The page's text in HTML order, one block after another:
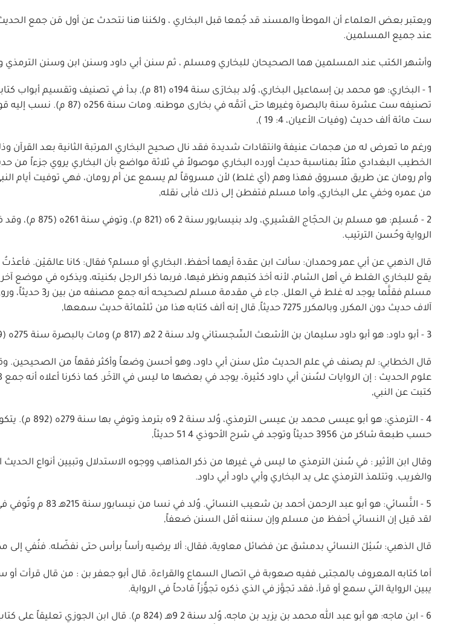
ويعتبر بعض العلماء أن الموطأ والمسند قد جُمعا قبل البخاري ، ولكننا هنا نتحدث عن أول مَن جمع
عند جميع المسلمين.
وأشهر الكتب عند المسلمين هما الصحيحان للبخاري ومسلم ، ثم سنن أبي داود وسنن ابن وسنن الترمذي
1 - البخاري: هو محمد بن إسماعيل البخاري، وُلد ببخارَى سنة 194ه (81 م),
تصنيفه ست عشرة سنة بالبصرة وغيرها حتى أتمَّه
ست مائة ألف حديث (وفيات الأعيان، 4: 19 ),
ورغم ما تعرض له من هجمات عنيفة وانتقادات شديدة فقد نال صحيح البخاري المرتبة الثانية بعد القرآن
الخطيب البغدادي مثلاً بمناسبة حديث أورده البخاري موصولاً في ثلاثة مواضع بأن البخاري يروي جزءاً من
وأم رومان عن طريق مسروق فهذا وهم (أي غلط) لأن مسروقاً لم يسمع عن أم رومان، فهي توفيت أيام
من عمره وخفي على البخاري, وأما مسلم فتفطن إلى ذلك فأبى نقله,
2 - مُسلِم: هو مسلم بن الحجّاج
الرواية وحُسن الترتيب.
قال الذهبي عن أبي عمر وحمدان: سألت ابن عقدة أيهما أحفظ، البخاري أو مسلم؟ فقال: كانا عالمَيْن. فأعدْتُ
يقع للبخاري الغلط في أهل الشام، لأنه أخذ كتبهم ونظر فيها، فربما ذكر الرجل بكنيته، ويذكره في موضع
مسلم فقلَّما يوجد له غلط في العلل.
آلاف حديث دون المكرر، وبالمكرر 7275 حديثاً, قال إنه ألف كتابه هذا من ثلثمائة حديث سمعها,
3 - أبو داود: هو أبو داود سليمان بن الأشعث السِّجستاني ولد سنة 2 2هـ (817 م) ومات بالبصرة سنة 275ه (889م),
قال الخطابي: لم يصنف في علم الحديث مثل سنن أبي داود، وهو أحسن وضعاً وأكثر فقهاً من الصحيحين.
كتبت عن النبي,
4 - الترمذي: هو أبو عيسى
حسب طبعة شاكر من 3956 حديثاً وتوجد في شرح الأحوذي 4 51 حديثاً,
وقال ابن الأثير : في سُنن الترمذي ما ليس في غيرها من ذكر المذاهب ووجوه الاستدلال وتبيين أنواع
والغريب. وتتلمذ الترمذي على يد البخاري وأبي داود أبي داود.
لقد قيل إن النسائي أحفظ من مسلم وإن سننه أقل السنن ضعفاً,
قال الذهبي: سُئِلَ النسائي بدمشق عن فضائل معاوية، فقال: ألا يرضيه رأساً برأس حتى نفضّله. فنُفي إلى
أما كتابه المعروف بالمجتبى ففيه صعوبة في اتصال السماع والقراءة. قال أبو جعفر بن : من قال قرأت
يبين الرواية التي سمع أو قرأ، فقد تجوَّز في الذي ذكره تجوُّزاً قادحاً في الرواية.
6 - ابن ماجه: هو أبو عبد الله محمد بن يزيد بن ماجه، وُلد سنة 2 9هـ (824